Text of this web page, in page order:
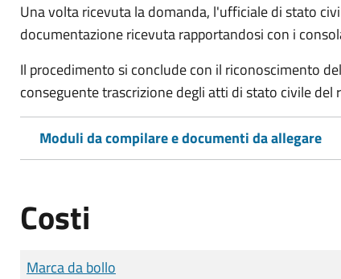
Una volta ricevuta la domanda, l'ufficiale di stato
documentazione ricevuta rapportandosi con i
Il procedimento si conclude con il riconoscimento
conseguente trascrizione degli atti di stato civile del
Moduli da compilare e documenti da allegare
Costi
Tipo di pagamento
Importo
Marca da bollo